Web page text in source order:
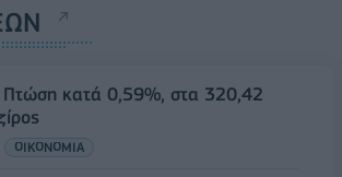
Πτώση κατά 0,59%, στα 320,42
ΟΙΚΟΝΟΜΙΑ